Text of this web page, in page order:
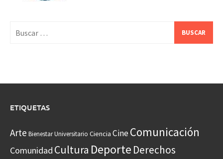
ETIQUETAS
Arte Bienestar Universitario Ciencia CineComunicación
Comunidad Cultura Deporte Derechos